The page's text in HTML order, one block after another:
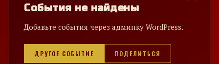
События не найдены
Добавьте события через админку WordPress.
ДРУГОЕ СОБЫТИЕ ПОДЕЛИТЬСЯ